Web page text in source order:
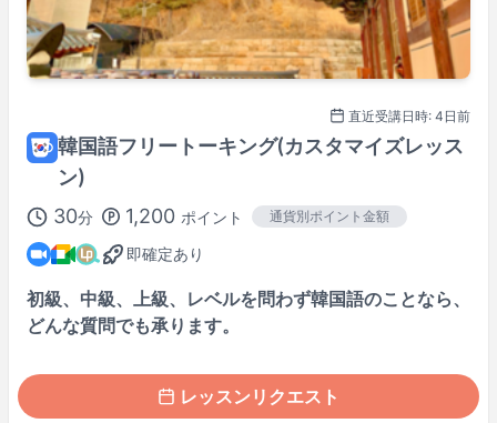
直近受講日時: 4日前
韓国語フリートーキング(カスタマイズレッス
ン)
30分 1,200ポイント 通貨別ポイント金額
即確定あり
初級、中級、上級、レベルを問わず韓国語のことなら、
どんな質問でも承ります。
レッスンリクエスト
100%レッスン満足保証
対象レッスンです
詳しくはこちら→